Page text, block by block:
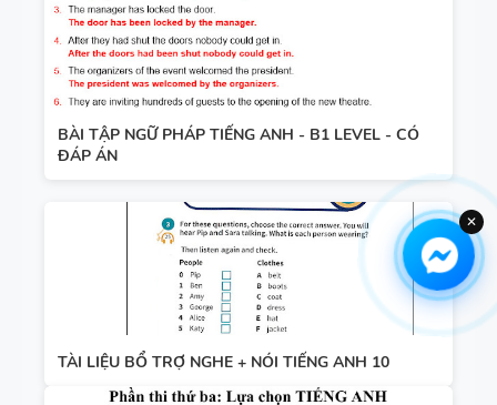
BÀI TẬP NGỮ PHÁP TIẾNG ANH - B1 LEVEL - CÓ
ĐÁP ÁN
TÀI LIỆU BỔ TRỢ NGHE + NÓI TIẾNG ANH 10
✕